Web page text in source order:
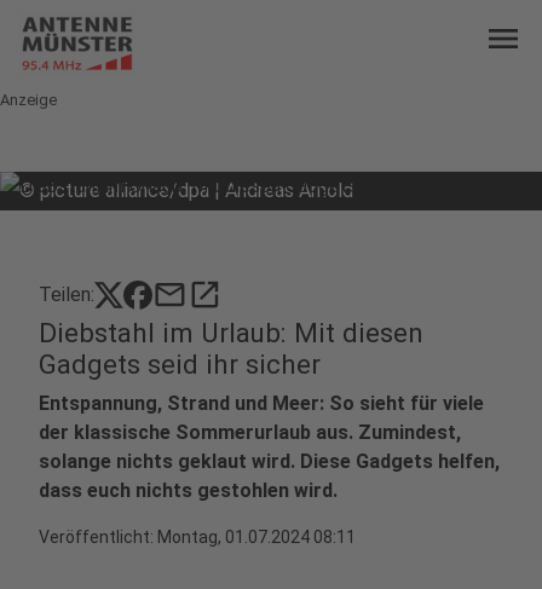
menu
Anzeige
© picture alliance/dpa | Andreas Arnold
Teilen: mailopen_in_new
Diebstahl im Urlaub: Mit diesen
Gadgets seid ihr sicher
Entspannung, Strand und Meer: So sieht für viele
der klassische Sommerurlaub aus. Zumindest,
solange nichts geklaut wird. Diese Gadgets helfen,
dass euch nichts gestohlen wird.
Veröffentlicht: Montag, 01.07.2024 08:11